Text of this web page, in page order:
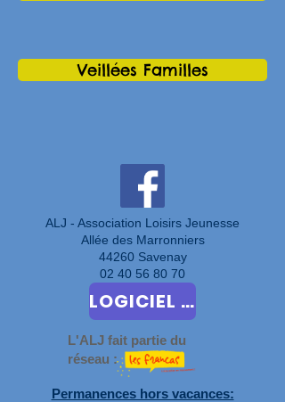
Veillées Familles
ALJ - Association Loisirs Jeunesse
Allée des Marronniers
44260 Savenay
02 40 56 80 70
LOGICIEL D'INSCRIPTION ET DE RESERVATIONS
L'ALJ fait partie du
réseau :
Permanences hors vacances: